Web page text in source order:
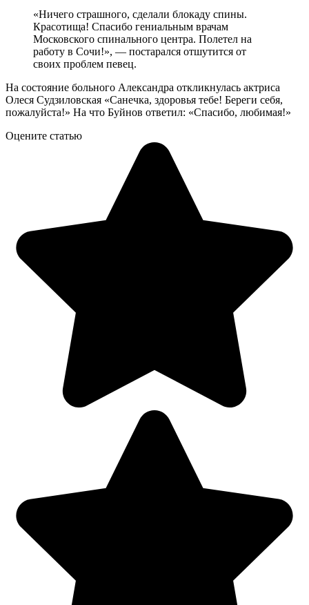
«Ничего страшного, сделали блокаду спины.
Красотища! Спасибо гениальным врачам
Московского спинального центра. Полетел на
работу в Сочи!», — постарался отшутится от
своих проблем певец.
На состояние больного Александра откликнулась актриса
Олеся Судзиловская «Санечка, здоровья тебе! Береги себя,
пожалуйста!» На что Буйнов ответил: «Спасибо, любимая!»
Оцените статью